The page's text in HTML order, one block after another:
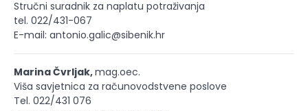
Stručni suradnik za naplatu potraživanja
tel. 022/431-067
E-mail: antonio.galic@sibenik.hr
Marina Čvrljak,mag.oec.
Viša savjetnica za računovodstvene poslove
Tel. 022/431 076